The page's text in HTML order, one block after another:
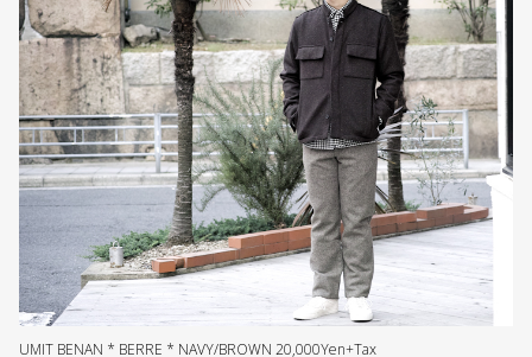
UMIT BENAN * BERRE * NAVY/BROWN 20,000Yen+Tax